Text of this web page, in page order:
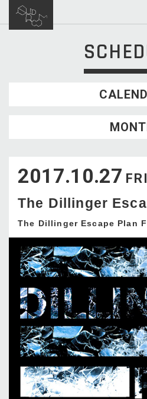
WED
2
3 4 5
16
17 18 19
23
24 25 26
30
31
2017.10.27 FRI
The Dillinger
The Dillinger Escape Plan